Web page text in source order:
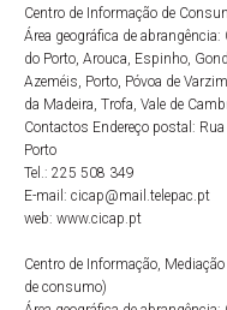
Centro de Informação de
Área geográfica de
do Porto, Arouca, Espinho,
Azeméis, Porto, Póvoa de
da Madeira, Trofa, Vale de
Contactos Endereço postal:
Porto
Tel.: 225 508 349
E-mail: cicap@mail.telepac.pt
web: www.cicap.pt
Centro de Informação,
de consumo)